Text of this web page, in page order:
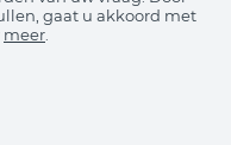
gaat u akkoord met
meer.